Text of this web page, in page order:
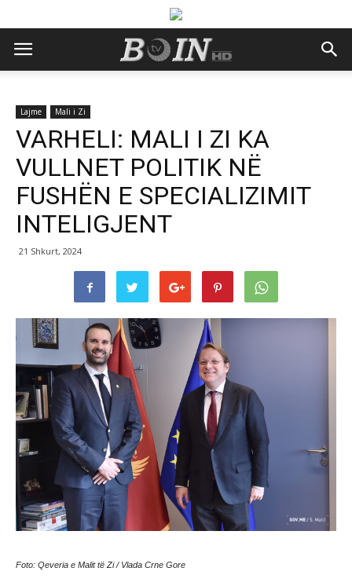
Lajme Mali i Zi
VARHELI: MALI I ZI KA
VULLNET POLITIK NË
FUSHËN E SPECIALIZIMIT
INTELIGJENT
21 Shkurt, 2024
Foto: Qeveria e Malit të Zi / Vlada Crne Gore